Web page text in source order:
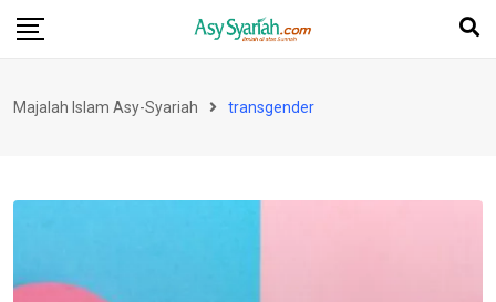
Skip
Majalah Islam Asy-Syariah transgender